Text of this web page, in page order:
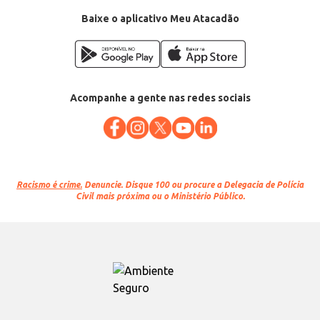
Baixe o aplicativo Meu Atacadão
Acompanhe a gente nas redes sociais
Racismo é crime. Denuncie. Disque 100 ou procure a Delegacia de Polícia
Civil mais próxima ou o Ministério Público.